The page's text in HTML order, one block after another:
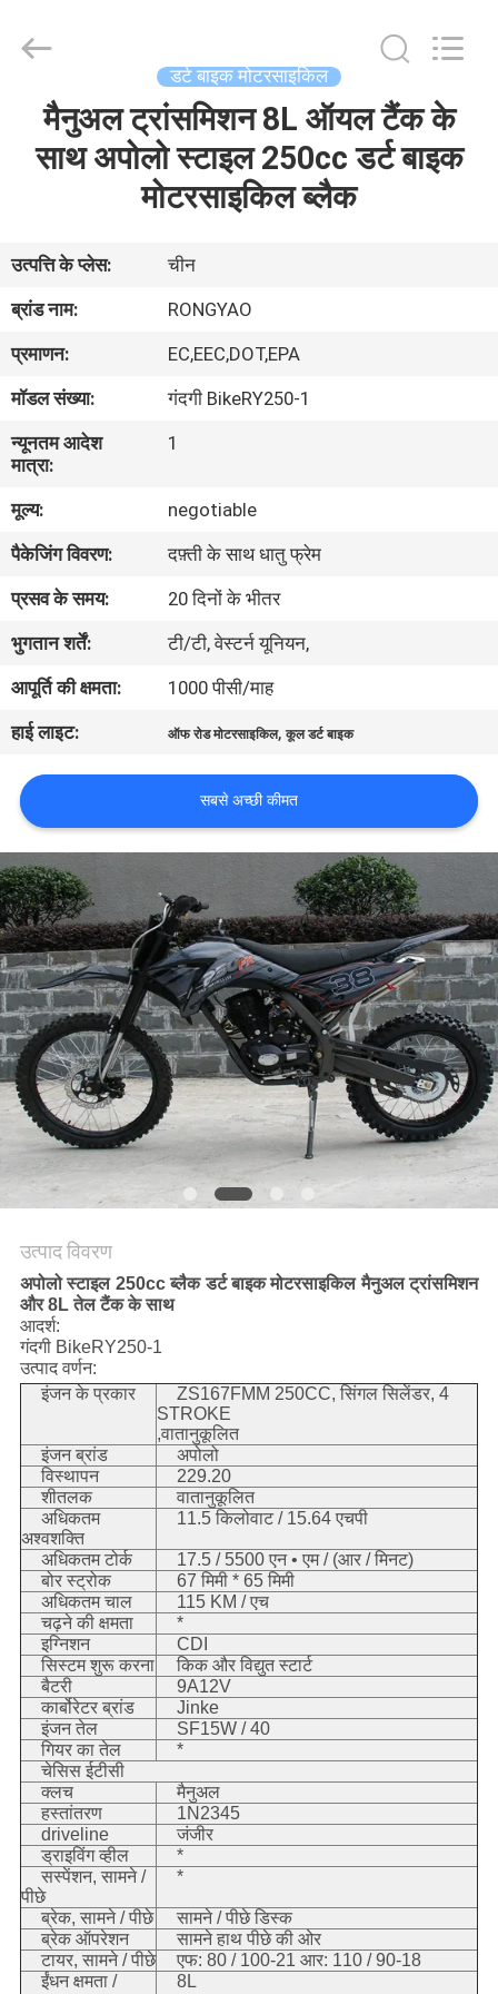
हमारे
बारे
में
कारखाना
भ्रमण
गुणवत्ता
नियंत्रण
संपर्क
करें
एक
उद्धरण
की
विनती
करे
साइटमैप
गोपनीयता
नीति
Vehicle
Co.,Ltd.
डर्ट बाइक मोटरसाइकिल
मैनुअल ट्रांसमिशन 8L ऑयल टैंक के
साथ अपोलो स्टाइल 250cc डर्ट बाइक
मोटरसाइकिल ब्लैक
उत्पत्ति के प्लेस:
चीन
ब्रांड नाम:
RONGYAO
प्रमाणन:
EC,EEC,DOT,EPA
मॉडल संख्या:
गंदगी BikeRY250-1
न्यूनतम आदेश
मात्रा:
1
मूल्य:
negotiable
पैकेजिंग विवरण:
दफ़्ती के साथ धातु फ्रेम
प्रसव के समय:
20 दिनों के भीतर
भुगतान शर्तें:
टी/टी, वेस्टर्न यूनियन,
आपूर्ति की क्षमता:
1000 पीसी/माह
हाई लाइट:
ऑफ रोड मोटरसाइकिल,कूल डर्ट बाइक
सबसे अच्छी कीमत
उत्पाद विवरण
अपोलो स्टाइल 250cc ब्लैक डर्ट बाइक मोटरसाइकिल मैनुअल ट्रांसमिशन
और 8L तेल टैंक के साथ
आदर्श:
गंदगी BikeRY250-1
उत्पाद वर्णन:
इंजन के प्रकार
ZS167FMM 250CC, सिंगल सिलेंडर, 4
STROKE
,वातानुकूलित
इंजन ब्रांड
अपोलो
विस्थापन
229.20
शीतलक
वातानुकूलित
अधिकतम
अश्वशक्ति
11.5 किलोवाट / 15.64 एचपी
अधिकतम टोर्क
17.5 / 5500 एन • एम / (आर / मिनट)
बोर स्ट्रोक
67 मिमी * 65 मिमी
अधिकतम चाल
115 KM / एच
चढ़ने की क्षमता
*
इग्निशन
CDI
सिस्टम शुरू करना
किक और विद्युत स्टार्ट
बैटरी
9A12V
कार्बोरेटर ब्रांड
Jinke
इंजन तेल
SF15W / 40
गियर का तेल
*
चेसिस ईटीसी
क्लच
मैनुअल
हस्तांतरण
1N2345
driveline
जंजीर
ड्राइविंग व्हील
*
सस्पेंशन, सामने /
पीछे
*
ब्रेक, सामने / पीछे
सामने / पीछे डिस्क
ब्रेक ऑपरेशन
सामने हाथ पीछे की ओर
टायर, सामने / पीछे
एफ: 80 / 100-21 आर: 110 / 90-18
ईंधन क्षमता /
8L